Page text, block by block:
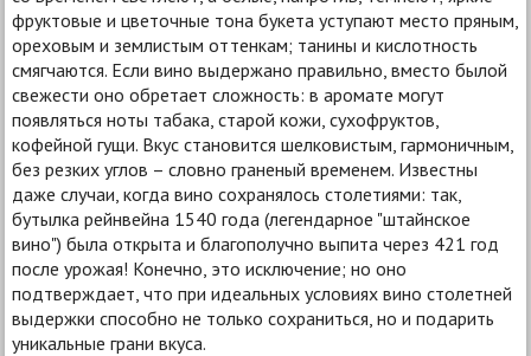
фруктовые и цветочные тона букета уступают место пряным,
ореховым и землистым оттенкам; танины и кислотность
смягчаются. Если вино выдержано правильно, вместо былой
свежести оно обретает сложность: в аромате могут
появляться ноты табака, старой кожи, сухофруктов,
кофейной гущи. Вкус становится шелковистым, гармоничным,
без резких углов – словно граненый временем. Известны
даже случаи, когда вино сохранялось столетиями: так,
бутылка рейнвейна 1540 года (легендарное "штайнское
вино") была открыта и благополучно выпита через 421 год
после урожая! Конечно, это исключение; но оно
подтверждает, что при идеальных условиях вино столетней
выдержки способно не только сохраниться, но и подарить
уникальные грани вкуса.